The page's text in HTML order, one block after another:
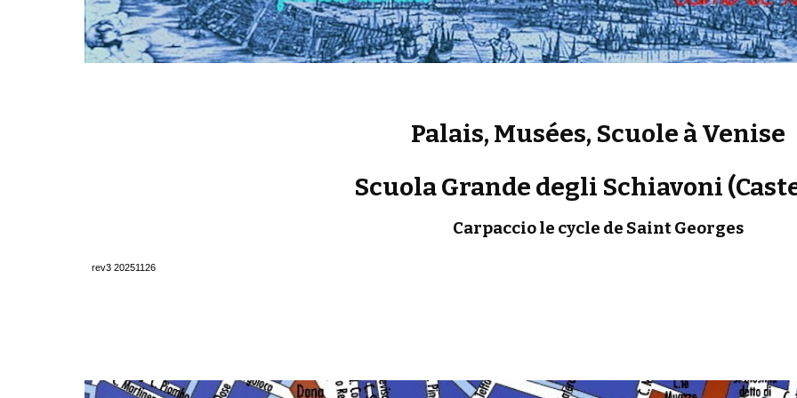
Palais, Musées, Scuole à Venise
Scuola Grande degli Schiavoni
Carpaccio le cycle de Saint Georges
rev3 20251126